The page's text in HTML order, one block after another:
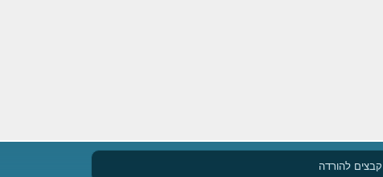
קבצים להורדה